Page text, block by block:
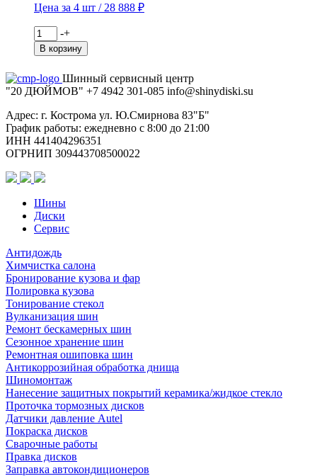
Цена за 4 шт / 28 888 ₽
Количество
товара
Viatti
95T
Brina
V-
522
TL
(шип.)
-+
В корзину
Шинный сервисный центр
"20 ДЮЙМОВ" +7 4942 301-085 info@shinydiski.su
Адрес: г. Кострома ул. Ю.Смирнова 83"Б"
График работы: ежедневно с 8:00 до 21:00
ИНН 441404296351
ОГРНИП 309443708500022
Шины
Диски
Сервис
Антидождь
Химчистка салона
Бронирование кузова и фар
Полировка кузова
Тонирование стекол
Вулканизация шин
Ремонт бескамерных шин
Сезонное хранение шин
Ремонтная ошиповка шин
Антикоррозийная обработка днища
Шиномонтаж
Нанесение защитных покрытий керамика/жидкое стекло
Проточка тормозных дисков
Датчики давление Autel
Покраска дисков
Сварочные работы
Правка дисков
Заправка автокондиционеров